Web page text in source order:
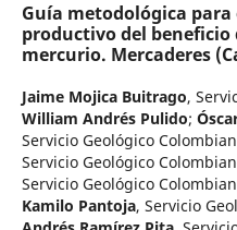
Guía metodológica
productivo del beneficio
mercurio. Mercaderes
Jaime Mojica Buitrago,
William Andrés Pulido;
Servicio Geológico
Servicio Geológico
Servicio Geológico
Kamilo Pantoja, Servicio